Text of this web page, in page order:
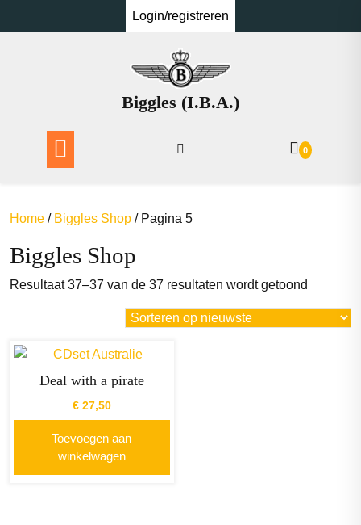
Login/registreren
Biggles (I.B.A.)
0
Home / Biggles Shop / Pagina 5
Biggles Shop
Resultaat 37–37 van de 37 resultaten wordt getoond
nieuwste
Deal with a pirate
€27,50
Toevoegen aan
winkelwagen